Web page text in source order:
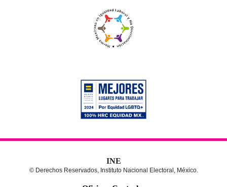
INE
© Derechos Reservados, Instituto Nacional Electoral, México.